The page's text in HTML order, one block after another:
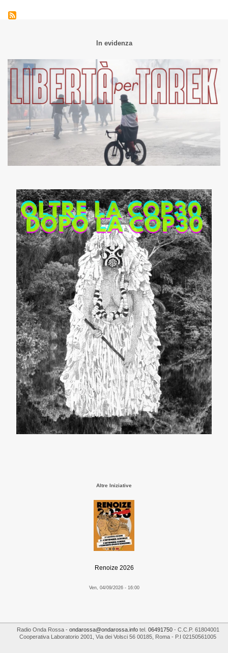
In evidenza
Altre Iniziative
Renoize 2026
Ven, 04/09/2026 - 16:00
Radio Onda Rossa- ondarossa@ondarossa.infotel. 06491750- C.C.P. 61804001
Cooperativa Laboratorio 2001
Via dei Volsci 56 00185 Roma - P.I 02150561005